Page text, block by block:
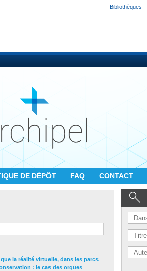
Bibliothèques
DE DÉPÔT FAQ CONTACT
la réalité virtuelle, dans les parcs
: le cas des orques